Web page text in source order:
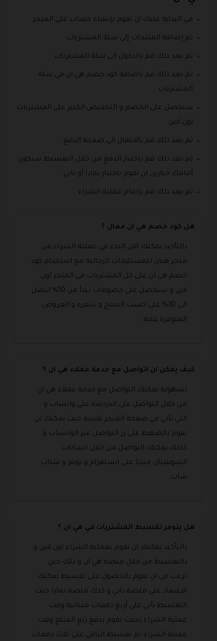
في البداية عليك ان تقوم بإنشاء حساب على المتجر .
ثم إضافة المنتجات إلى سلة المشتريات .
ثم بعد ذلك قم بالدخول الى سلة المشتريات .
ثم بعد ذلك قم باضافة كود خصم هي ان في سلة
المشتريات .
ستحصل على الخصم و التخفيض الكبير على المشتريات
اون لاين .
ثم بعد ذلك قم بالانتقال الى صفحة الدفع .
ثم بعد ذلك قم باختيار الدفع من خلال التقسيط سيكون
أمامك خيارين ان تقوم باختيار تمارا أو تابي .
ثم بعد ذلك قم بإتمام عملية الشراء .
هل كود خصم هي ان فعال ؟
بالتأكيد يمكنك الآن البدء في عملية الشراء من
متجر هيان للمستلزمات الرجالية مع استخدام كود
خصم هي ان على كل المشتريات في المتجر اون
لاين و ستحصل على خصومات تبدأ من 10% لتصل
الى 30% على حسب المنتج و سعره و العروض
المتوفرة عليه .
كيف يمكن ان اتواصل مع خدمة عملاء هي ان ؟
بسهولة يمكنك التواصل مع خدمة عملاء هي ان
من خلال التواصل على الدردشة على واتساب و
التي تأتي في صفحة المتجر نفسه حيث يمكنك ان
تقوم بالضغط على زر التواصل عبر الواتساب و
كذلك يمكنك التواصل من خلال حسابات
السوشيال ميديا على انستقرام و تويتر و سناب
شات .
هل يتوفر تقسيط المشتريات في هي ان ؟
بالتأكيد يمكنك ان تقوم بعملية الشراء اون لاين و
بالتقسيط من خلال منصة هي ان و ذلك حين
ترغب في ان تقوم بالحصول على تقسيط يمكنك
الاعتماد على منصة تابي و كذك منصة تمارا حيث
التقسيط يأتي على أربع دفعات متتالية وقت
عملية الشراء بحيث تقوم بدفع ربع المبلغ وقت
عملية الشراء ثم تقسيط الباقي على ثلاث دفعات